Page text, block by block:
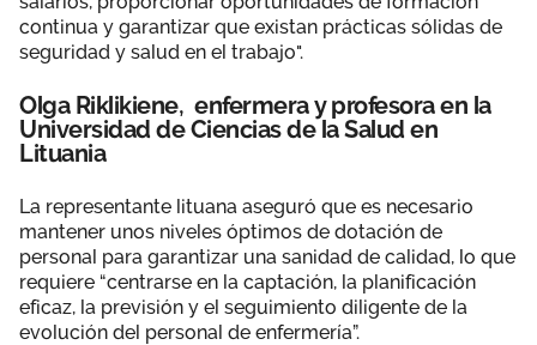
continua y garantizar que existan prácticas sólidas de
seguridad y salud en el trabajo".
Olga Riklikiene, enfermera y profesora en la
Universidad de Ciencias de la Salud en
Lituania
La representante lituana aseguró que es necesario
mantener unos niveles óptimos de dotación de
personal para garantizar una sanidad de calidad, lo que
requiere “centrarse en la captación, la planificación
eficaz, la previsión y el seguimiento diligente de la
evolución del personal de enfermería”.